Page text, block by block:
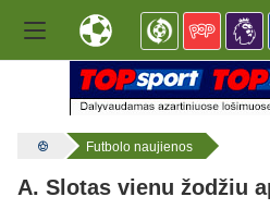
Futbolo naujienos
A. Slotas vienu žodžiu